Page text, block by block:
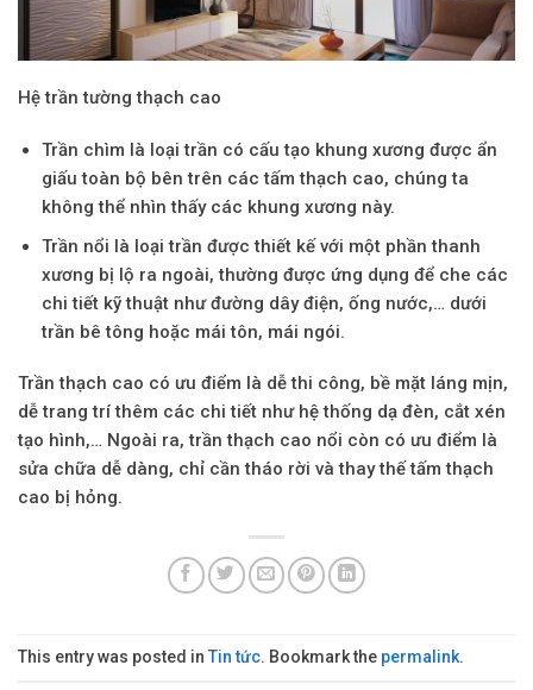
Hệ trần tường thạch cao
Trần chìm là loại trần có cấu tạo khung xương được ẩn
giấu toàn bộ bên trên các tấm thạch cao, chúng ta
không thể nhìn thấy các khung xương này.
Trần nổi là loại trần được thiết kế với một phần thanh
xương bị lộ ra ngoài, thường được ứng dụng để che các
chi tiết kỹ thuật như đường dây điện, ống nước,… dưới
trần bê tông hoặc mái tôn, mái ngói.
Trầnthạch cao có ưu điểm là dễ thi công, bề mặt láng mịn,
dễ trang trí thêm các chi tiết như hệ thống dạ đèn, cắt xén
tạo hình,… Ngoài ra, trần thạch cao nổi còn có ưu điểm là
sửa chữa dễ dàng, chỉ cần tháo rời và thay thế tấm thạch
cao bị hỏng.
This entry was posted in Tin tức. Bookmark the permalink.